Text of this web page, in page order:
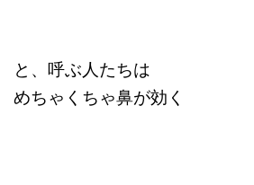
と、呼ぶ人たちは
めちゃくちゃ鼻が効く